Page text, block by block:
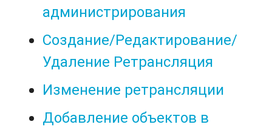
администрирования
Создание/Редактирование/
Удаление Ретрансляция
Изменение ретрансляции
Добавление объектов в